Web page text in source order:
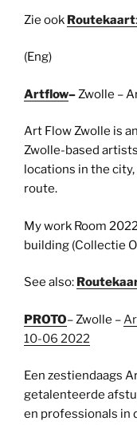
Zie ook Routekaart:
(Eng)
Artflow–Zwolle –
Art Flow Zwolle is
Zwolle-based
locations in the
route.
My work Room
building (Collectie
See also:
PROTO– Zwolle –
10-06 2022
Een zestiendaags
getalenteerde
en professionals in